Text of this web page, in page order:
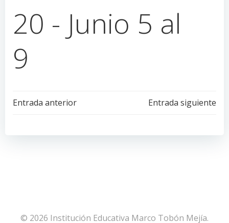
20 - Junio 5 al
9
Navegación
de
Entrada anterior
Navegación
de
Entrada siguiente
© 2026 Institución Educativa Marco Tobón Mejía.